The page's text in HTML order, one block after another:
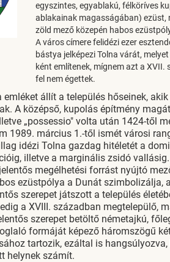
egyszintes, egyablakú, félköríves
ablakainak magasságában) ezüst,
zöld mező közepén habos
A város címere felidézi ezer
bástya jelképezi Tolna várát,
ként említenek, mígnem azt a
fel nem égettek.
állít a település hőseinek,
A középső, kupolás építmény
„possessio" volta után 1424-től
1989. március 1.-től ismét városi
idézi Tolna gazdag hitéletét a
illetve a marginális zsidó vallásig.
megélhetési forrást nyújtó
ezüstpólya a Dunát szimbolizálja,
szerepet játszott a település
a XVIII. században megtelepülő,
szerepet betöltő németajkú,
formáját képező háromszögű
tartozik, ezáltal is
helynek számít.